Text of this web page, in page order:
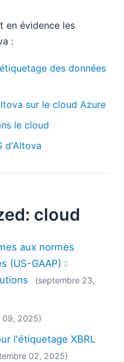
en évidence les
:
des données
sur le cloud Azure
le cloud
d'Altova
cloud
aux normes
(US-GAAP) :
(septembre 23,
09, 2025)
l'étiquetage XBRL
02, 2025)